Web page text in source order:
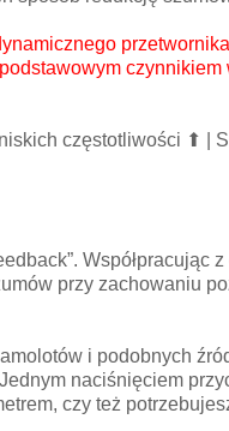
czynnikiem
częstotliwości ⬆ |
Współpracując
przy zachowaniu
i podobnych
naciśnięciem
czy też